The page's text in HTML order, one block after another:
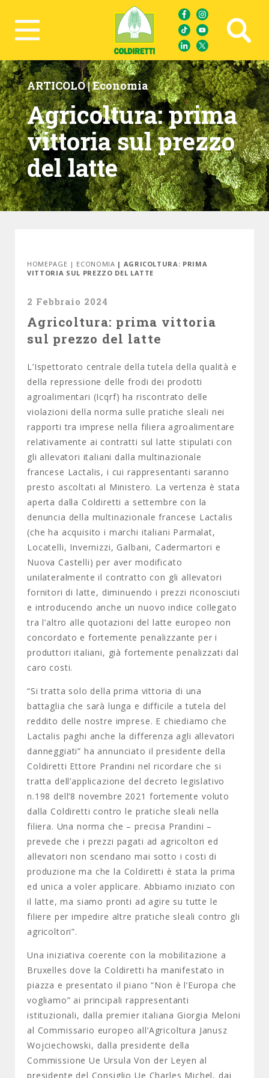
Ricerca avanzata
ARTICOLO |Economia
Agricoltura: prima
vittoria sul prezzo
del latte
HOMEPAGE | ECONOMIA | AGRICOLTURA: PRIMA
VITTORIA SUL PREZZO DEL LATTE
2 Febbraio 2024
Agricoltura: prima vittoria
sul prezzo del latte
L’Ispettorato centrale della tutela della qualità e
della repressione delle frodi dei prodotti
agroalimentari (Icqrf) ha riscontrato delle
violazioni della norma sulle pratiche sleali nei
rapporti tra imprese nella filiera agroalimentare
relativamente ai contratti sul latte stipulati con
gli allevatori italiani dalla multinazionale
francese Lactalis, i cui rappresentanti saranno
presto ascoltati al Ministero. La vertenza è stata
aperta dalla Coldiretti a settembre con la
denuncia della multinazionale francese Lactalis
(che ha acquisito i marchi italiani Parmalat,
Locatelli, Invernizzi, Galbani, Cadermartori e
Nuova Castelli) per aver modificato
unilateralmente il contratto con gli allevatori
fornitori di latte, diminuendo i prezzi riconosciuti
e introducendo anche un nuovo indice collegato
tra l’altro alle quotazioni del latte europeo non
concordato e fortemente penalizzante per i
produttori italiani, già fortemente penalizzati dal
caro costi.
“Si tratta solo della prima vittoria di una
battaglia che sarà lunga e difficile a tutela del
reddito delle nostre imprese. E chiediamo che
Lactalis paghi anche la differenza agli allevatori
danneggiati” ha annunciato il presidente della
Coldiretti Ettore Prandini nel ricordare che si
tratta dell’applicazione del decreto legislativo
n.198 dell’8 novembre 2021 fortemente voluto
dalla Coldiretti contro le pratiche sleali nella
filiera. Una norma che – precisa Prandini –
prevede che i prezzi pagati ad agricoltori ed
allevatori non scendano mai sotto i costi di
produzione ma che la Coldiretti è stata la prima
ed unica a voler applicare. Abbiamo iniziato con
il latte, ma siamo pronti ad agire su tutte le
filiere per impedire altre pratiche sleali contro gli
agricoltori”.
Una iniziativa coerente con la mobilitazione a
Bruxelles dove la Coldiretti ha manifestato in
piazza e presentato il piano “Non è l’Europa che
vogliamo” ai principali rappresentanti
istituzionali, dalla premier italiana Giorgia Meloni
al Commissario europeo all’Agricoltura Janusz
Wojciechowski, dalla presidente della
Commissione Ue Ursula Von der Leyen al
presidente del Consiglio Ue Charles Michel, dai